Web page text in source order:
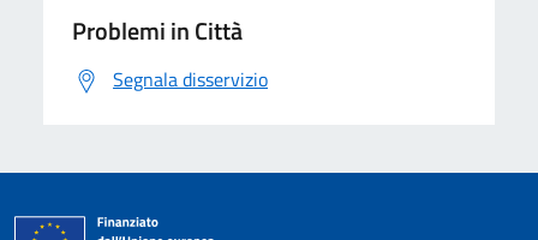
Problemi in Città
Segnala disservizio